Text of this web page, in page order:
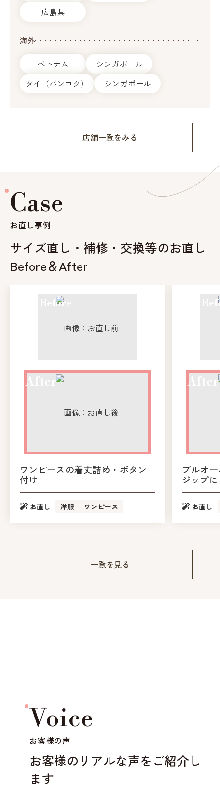
広島県
海外
ベトナム
シンガポール
タイ（バンコク）
シンガポール
店舗一覧をみる
Case
お直し事例
サイズ直し・補修・交換等のお直し
Before＆After
ワンピースの着丈詰め・ボタン
付け
お直し 洋服 ワンピース
プルオ
ジップ
お直し
一覧を見る
Voice
お客様の声
お客様のリアルな声をご紹介し
ます